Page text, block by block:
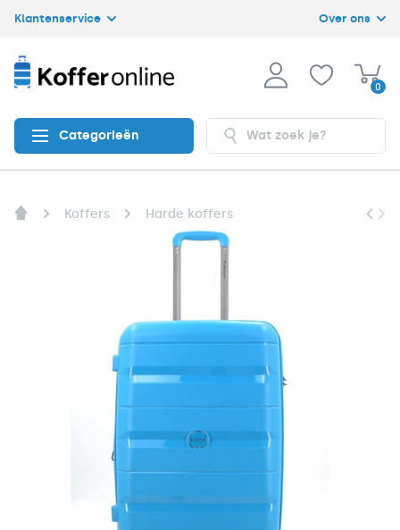
Klantenservice Over ons
0
Categorieën
Koffers Harde koffers